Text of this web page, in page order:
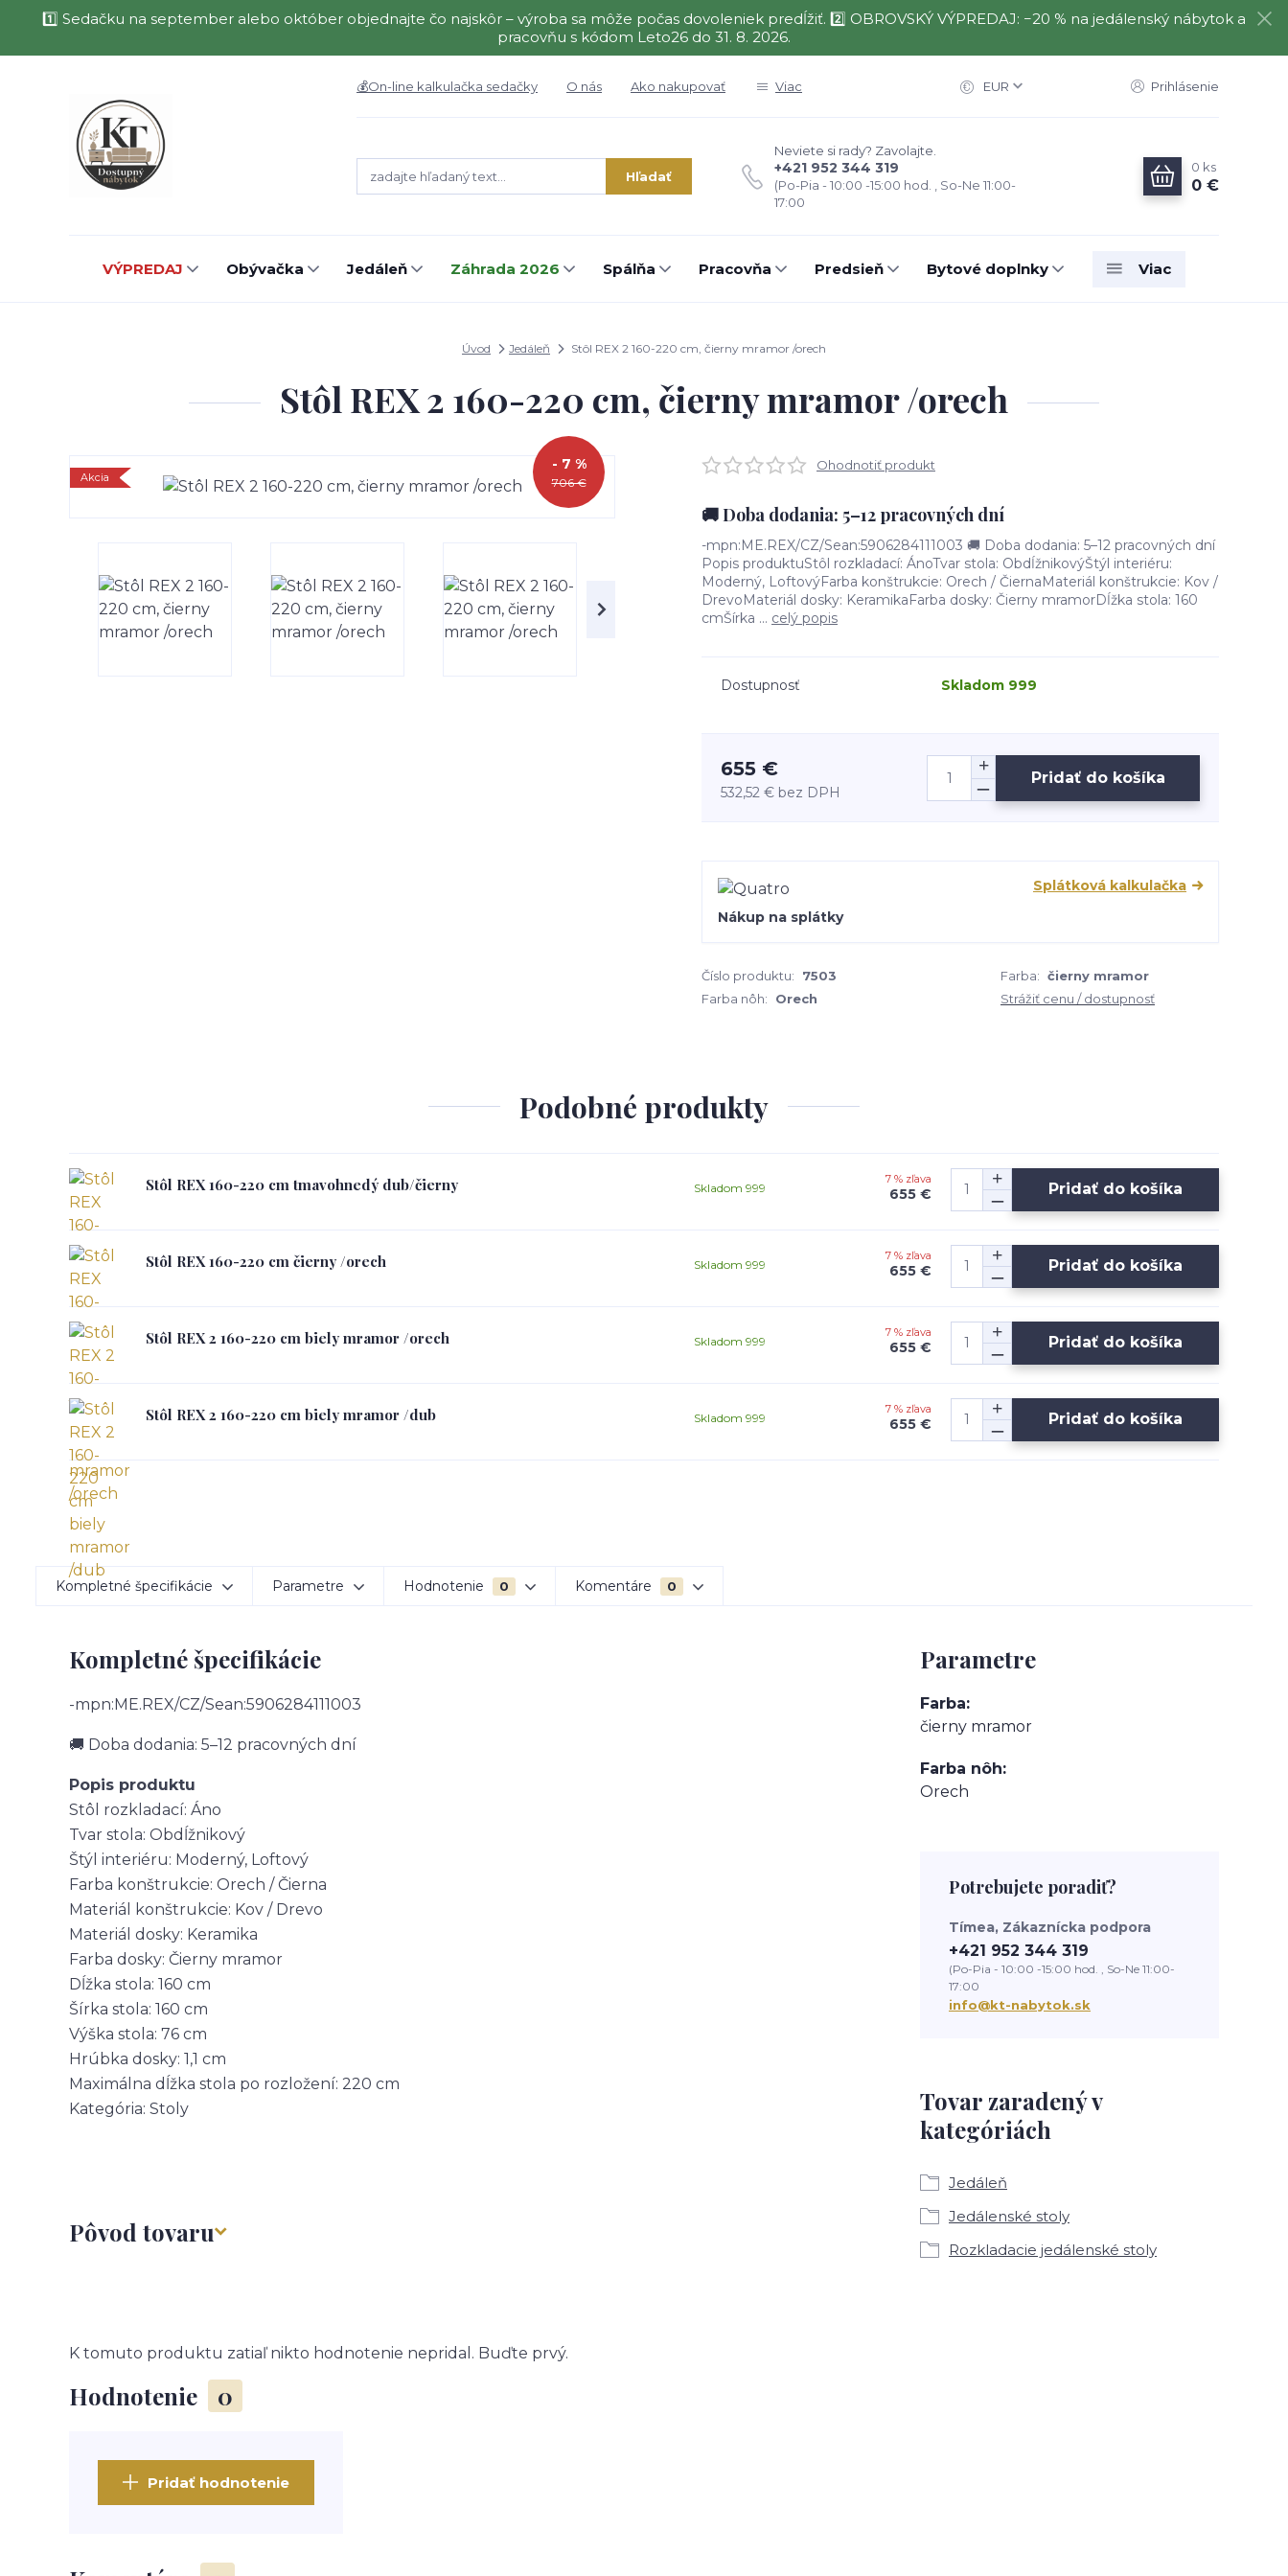
1️⃣ Sedačku na september alebo október objednajte čo najskôr – výroba sa môže počas dovoleniek predĺžiť. 2️⃣ OBROVSKÝ VÝPREDAJ: −20 % na jedálenský nábytok a
pracovňu s kódom Leto26 do 31. 8. 2026.
💰On-line kalkulačka sedačky O nás Ako nakupovať Viac EUR Prihlásenie
Hľadať
Neviete si rady? Zavolajte.
+421 952 344 319
(Po-Pia - 10:00 -15:00 hod. , So-Ne 11:00-
17:00
0 ks
0 €
VÝPREDAJ Obývačka Jedáleň Záhrada 2026 Spálňa Pracovňa Predsieň Bytové doplnky Viac
Úvod Jedáleň Stôl REX 2 160-220 cm, čierny mramor /orech
Stôl REX 2 160-220 cm, čierny mramor /orech
Akcia 706 €
- 7 % Ohodnotiť produkt
🚚 Doba dodania: 5–12 pracovných dní
-mpn:ME.REX/CZ/Sean:5906284111003 🚚 Doba dodania: 5–12 pracovných dní
Popis produktuStôl rozkladací: ÁnoTvar stola: ObdĺžnikovýŠtýl interiéru:
Moderný, LoftovýFarba konštrukcie: Orech / ČiernaMateriál konštrukcie: Kov /
DrevoMateriál dosky: KeramikaFarba dosky: Čierny mramorDĺžka stola: 160
cmŠírka ... celý popis
Dostupnosť Skladom 999
655 €
532,52 € bez DPH
Pridať do košíka
Splátková kalkulačka
Nákup na splátky
Číslo produktu: 7503 Farba: čierny mramor
Farba nôh:
Orech Strážiť cenu / dostupnosť
Podobné produkty
Stôl REX 160-220 cm tmavohnedý dub/čierny 7 % zľava
655 €
Skladom 999 Pridať do košíka
Stôl REX 160-220 cm čierny /orech 7 % zľava
655 €
Skladom 999 Pridať do košíka
Stôl REX 2 160-220 cm biely mramor /orech 7 % zľava
655 €
Skladom 999 Pridať do košíka
Stôl REX 2 160-220 cm biely mramor /dub 7 % zľava
655 €
Skladom 999 Pridať do košíka
Kompletné špecifikácie Parametre Hodnotenie 0 Komentáre 0
Kompletné špecifikácie
-mpn:ME.REX/CZ/Sean:5906284111003
🚚 Doba dodania: 5–12 pracovných dní
Popis produktu
Stôl rozkladací: Áno
Tvar stola: Obdĺžnikový
Štýl interiéru: Moderný, Loftový
Farba konštrukcie: Orech / Čierna
Materiál konštrukcie: Kov / Drevo
Materiál dosky: Keramika
Farba dosky: Čierny mramor
Dĺžka stola: 160 cm
Šírka stola: 160 cm
Výška stola: 76 cm
Hrúbka dosky: 1,1 cm
Maximálna dĺžka stola po rozložení: 220 cm
Kategória: Stoly
Pôvod tovaru
Hodnotenie 0
K tomuto produktu zatiaľ nikto hodnotenie nepridal. Buďte prvý.
Pridať hodnotenie
Parametre
Farba
čierny mramor
Farba nôh
Orech
Tovar zaradený v
kategóriách
Jedáleň
Jedálenské stoly
Rozkladacie jedálenské stoly
Potrebujete poradiť?
Tímea, Zákaznícka podpora
+421 952 344 319
(Po-Pia - 10:00 -15:00 hod. , So-Ne 11:00-
17:00
info@kt-nabytok.sk